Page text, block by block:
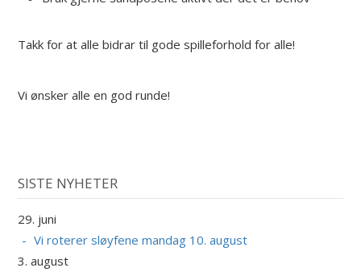
Takk for at alle bidrar til gode spilleforhold for alle!
Vi ønsker alle en god runde!
SISTE NYHETER
29. juni
Vi roterer sløyfene mandag 10. august
3. august